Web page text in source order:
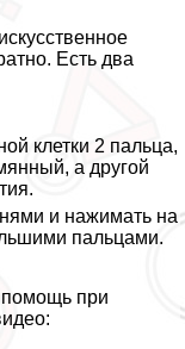
Есть два
клетки 2 пальца,
а другой
и нажимать на
пальцами.
помощь при